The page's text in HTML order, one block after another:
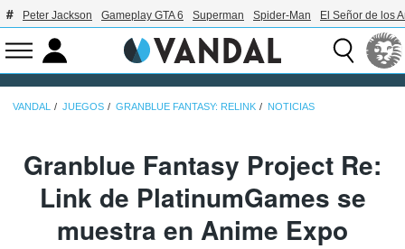
Peter Jackson Gameplay GTA 6 Superman Spider-Man El Señor de los
VANDAL JUEGOS GRANBLUE FANTASY: RELINK NOTICIAS
Granblue Fantasy Project Re:
Link de PlatinumGames se
muestra en Anime Expo